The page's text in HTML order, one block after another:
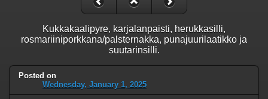
Kukkakaalipyre, karjalanpaisti, herukkasilli,
rosmariiniporkkana/palsternakka, punajuurilaatikko ja
suutarinsilli.
Posted on
Wednesday, January 1, 2025